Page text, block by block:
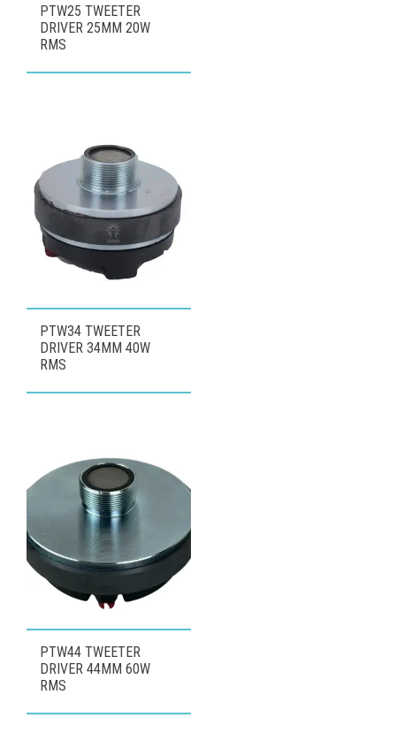
PTW25 TWEETER
DRIVER 25MM 20W
RMS
PTW34 TWEETER
DRIVER 34MM 40W
RMS
PTW44 TWEETER
DRIVER 44MM 60W
RMS